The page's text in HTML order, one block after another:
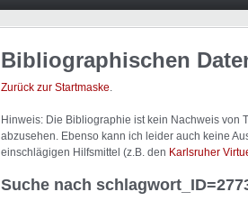
Bibliographischen
Zurück zur Startmaske.
Hinweis: Die Bibliographie ist kein Nachweis von
abzusehen. Ebenso kann ich leider auch keine
einschlägigen Hilfsmittel (z.B. den Karlsruher
Suche nach